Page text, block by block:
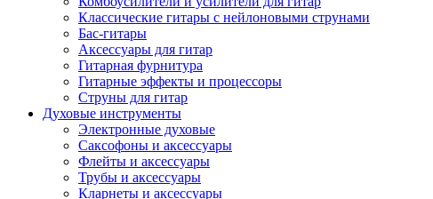
Классические гитары с нейлоновыми струнами
Бас-гитары
Аксессуары для гитар
Гитарная фурнитура
Гитарные эффекты и процессоры
Струны для гитар
Духовые инструменты
Электронные духовые
Саксофоны и аксессуары
Флейты и аксессуары
Трубы и аксессуары
Кларнеты и аксессуары